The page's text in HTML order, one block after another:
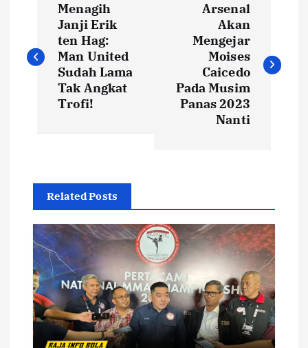
v
p
o
s
Menagih
Janji Erik
ten Hag:
Man United
Sudah Lama
Tak Angkat
Trofi!
Arsenal
Akan
Mengejar
Moises
Caicedo
Pada Musim
Panas 2023
Nanti
Related Posts